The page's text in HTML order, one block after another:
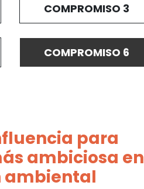
COMPROMISO 3
COMPROMISO 6
para
ambiciosa en
ambiental